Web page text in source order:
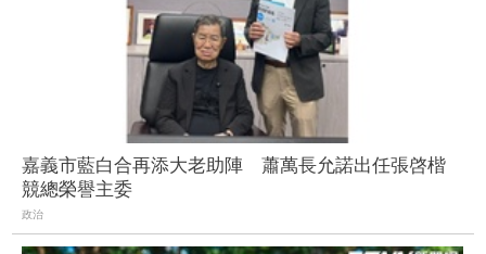
嘉義市藍白合再添大老助陣 蕭萬長允諾出任張啓楷
競總榮譽主委
政治